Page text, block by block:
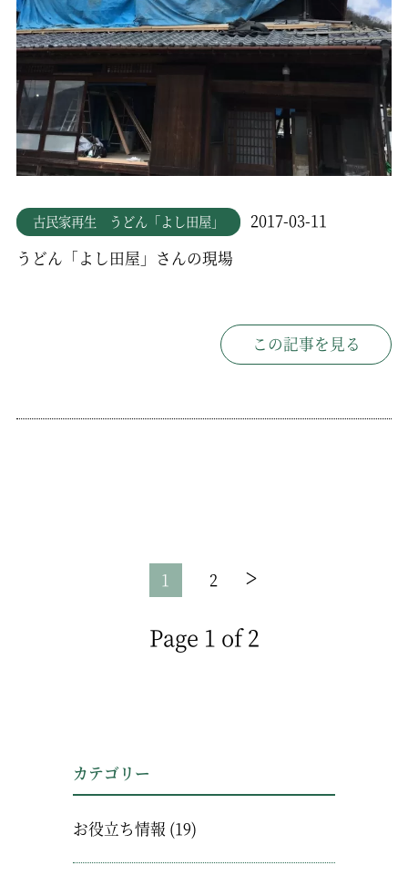
古民家再生 うどん「よし田屋」
2017-03-11
うどん「よし田屋」さんの現場
この記事を見る
Page 1 of 2
1 2 >
カテゴリー
お役立ち情報 (19)